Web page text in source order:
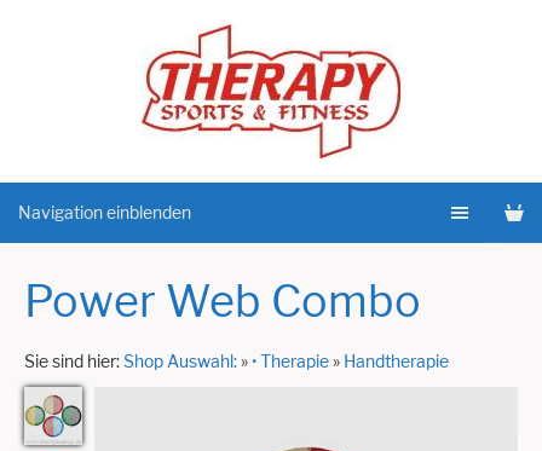
Navigation einblenden
Power Web Combo
Sie sind hier:Shop Auswahl:»• Therapie» Handtherapie